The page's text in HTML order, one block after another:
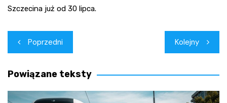
Szczecina już od 30 lipca.
Nawigacja
wpisu
Poprzedni Kolejny
Powiązane teksty